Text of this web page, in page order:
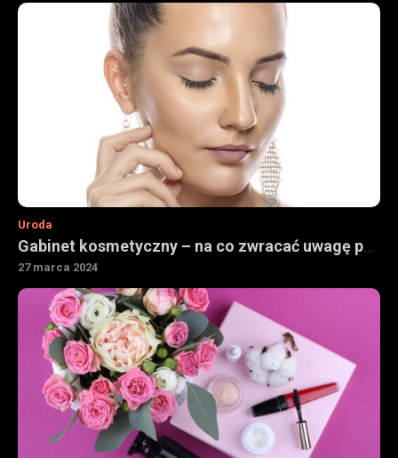
Uroda
Gabinet kosmetyczny – na co zwracać uwagę podczas wyboru
27 marca 2024